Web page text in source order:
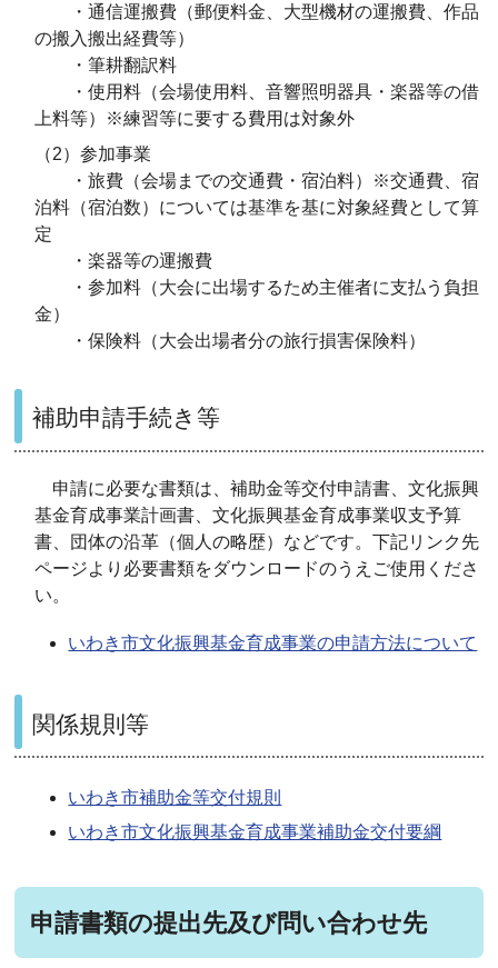
・通信運搬費（郵便料金、大型機材の運搬費、作品
の搬入搬出経費等）
・筆耕翻訳料
・使用料（会場使用料、音響照明器具・楽器等の借
上料等）※練習等に要する費用は対象外
（2）参加事業
・旅費（会場までの交通費・宿泊料）※交通費、宿
泊料（宿泊数）については基準を基に対象経費として算
定
・楽器等の運搬費
・参加料（大会に出場するため主催者に支払う負担
金）
・保険料（大会出場者分の旅行損害保険料）
補助申請手続き等
申請に必要な書類は、補助金等交付申請書、文化振興
基金育成事業計画書、文化振興基金育成事業収支予算
書、団体の沿革（個人の略歴）などです。下記リンク先
ページより必要書類をダウンロードのうえご使用くださ
い。
いわき市文化振興基金育成事業の申請方法について
関係規則等
いわき市補助金等交付規則
いわき市文化振興基金育成事業補助金交付要綱
申請書類の提出先及び問い合わせ先